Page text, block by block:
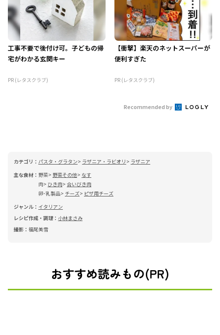
工事不要で後付け可。子どもの帰
宅がわかる玄関キー
PR (レタスクラブ)
【衝撃】楽天のネットスーパーが
便利すぎた
PR (レタスクラブ)
Recommended by
カテゴリ： パスタ・グラタン ラザニア・ラビオリ
ラザニア
主な食材： 野菜 野菜その他
なす
肉
ひき肉 合いびき肉
卵･乳製品
チーズ
ピザ用チーズ
ジャンル： イタリアン
レシピ作成・調理： 小林まさみ
撮影： 福尾美雪
おすすめ読みもの(PR)